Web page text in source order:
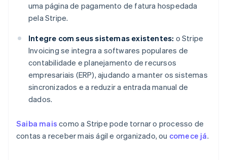
uma página de pagamento de fatura hospedada
pela Stripe.
Integre com seus sistemas existentes: o Stripe
Invoicing se integra a softwares populares de
contabilidade e planejamento de recursos
empresariais (ERP), ajudando a manter os sistemas
sincronizados e a reduzir a entrada manual de
dados.
Saiba mais como a Stripe pode tornar o processo de
contas a receber mais ágil e organizado, ou comece já.